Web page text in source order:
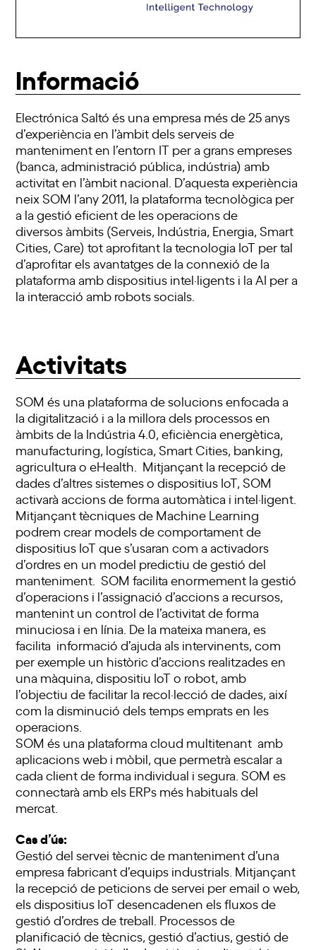
Informació
Electrónica Saltó és una empresa més de 25 anys
d’experiència en l’àmbit dels serveis de
manteniment en l’entorn IT per a grans empreses
(banca, administració pública, indústria) amb
activitat en l’àmbit nacional. D’aquesta experiència
neix SOM l’any 2011, la plataforma tecnològica per
a la gestió eficient de les operacions de
diversos àmbits (Serveis, Indústria, Energia, Smart
Cities, Care) tot aprofitant la tecnologia IoT per tal
d’aprofitar els avantatges de la connexió de la
plataforma amb dispositius intel·ligents i la AI per a
la interacció amb robots socials.
Activitats
SOM és una plataforma de solucions enfocada a
la digitalització i a la millora dels processos en
àmbits de la Indústria 4.0, eficiència energètica,
manufacturing, logística, Smart Cities, banking,
agricultura o eHealth. Mitjançant la recepció de
dades d’altres sistemes o dispositius IoT, SOM
activarà accions de forma automàtica i intel·ligent.
Mitjançant tècniques de Machine Learning
podrem crear models de comportament de
dispositius IoT que s’usaran com a activadors
d’ordres en un model predictiu de gestió del
manteniment. SOM facilita enormement la gestió
d’operacions i l’assignació d’accions a recursos,
mantenint un control de l’activitat de forma
minuciosa i en línia. De la mateixa manera, es
facilita informació d’ajuda als intervinents, com
per exemple un històric d’accions realitzades en
una màquina, dispositiu IoT o robot, amb
l’objectiu de facilitar la recol·lecció de dades, així
com la disminució dels temps emprats en les
operacions.
SOM és una plataforma cloud multitenant amb
aplicacions web i mòbil, que permetrà escalar a
cada client de forma individual i segura. SOM es
connectarà amb els ERPs més habituals del
mercat.
Cas d’ús:
Gestió del servei tècnic de manteniment d’una
empresa fabricant d’equips industrials. Mitjançant
la recepció de peticions de servei per email o web,
els dispositius IoT desencadenen els fluxos de
gestió d’ordres de treball. Processos de
planificació de tècnics, gestió d’actius, gestió de